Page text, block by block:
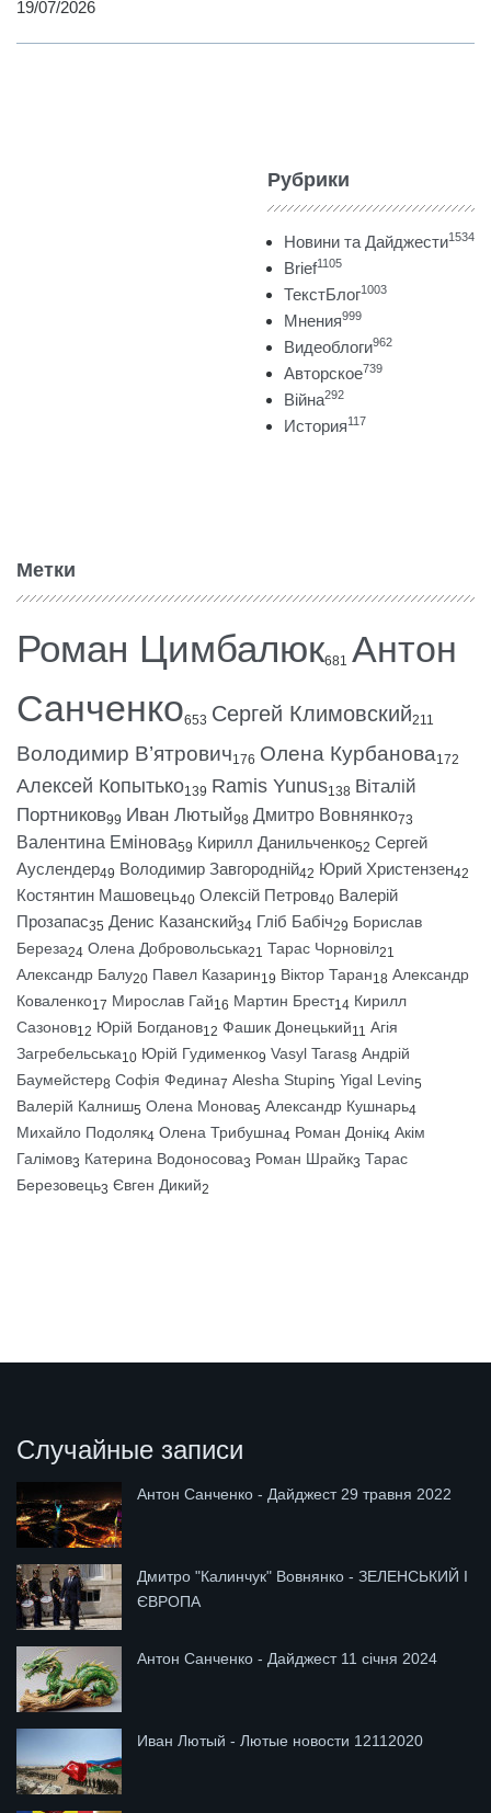
19/07/2026
Рубрики
Новини та Дайджести1534
Brief1105
ТекстБлог1003
Мнения999
Видеоблоги962
Авторское739
Війна292
История117
Метки
Роман Цимбалюк681 Антон
Санченко653 Сергей Климовский211
Володимир В’ятрович176 Олена Курбанова172
Алексей Копытько139 Ramis Yunus138 Віталій
Портников99 Иван Лютый98 Дмитро Вовнянко73
Валентина Емінова59 Кирилл Данильченко52 Сергей
Ауслендер49 Володимир Завгородній42 Юрий Христензен42
Костянтин Машовець40 Олексій Петров40 Валерій
Прозапас35 Денис Казанский34 Гліб Бабіч29 Борислав
Береза24 Олена Добровольська21 Тарас Чорновіл21
Александр Балу20 Павел Казарин19 Віктор Таран18 Александр
Коваленко17 Мирослав Гай16 Мартин Брест14 Кирилл
Сазонов12 Юрій Богданов12 Фашик Донецький11 Агія
Загребельська10 Юрій Гудименко9 Vasyl Taras8 Андрій
Баумейстер8 Софія Федина7 Alesha Stupin5 Yigal Levin5
Валерій Калниш5 Олена Монова5 Александр Кушнарь4
Михайло Подоляк4 Олена Трибушна4 Роман Донік4 Акім
Галімов3 Катерина Водоносова3 Роман Шрайк3 Тарас
Березовець3 Євген Дикий2
Случайные записи
Антон Санченко - Дайджест 29 травня 2022
Дмитро "Калинчук" Вовнянко - ЗЕЛЕНСЬКИЙ І
ЄВРОПА
Антон Санченко - Дайджест 11 січня 2024
Иван Лютый - Лютые новости 12112020